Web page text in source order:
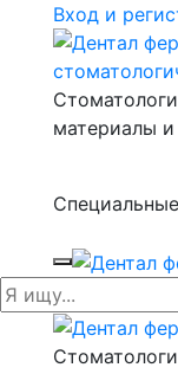
Вход и
материалы